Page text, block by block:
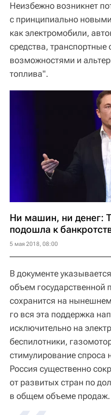
Неизбежно возникнет
с принципиально
как электромобили,
средства, транспортные
возможностями и
топлива".
Ни машин, ни денег:
подошла к
5 мая 2018, 08:00
В документе
объем государственной
сохранится на
го вся эта поддержка
исключительно на
беспилотники,
стимулирование спроса
Россия существенно
от развитых стран по
в общем объеме продаж.